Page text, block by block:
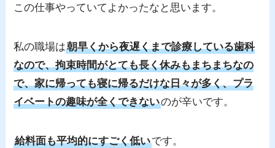
この仕事やっていてよかったなと思います。
私の職場は朝早くから夜遅くまで診療している歯科
なので、拘束時間がとても長く休みもまちまちなの
で、家に帰っても寝に帰るだけな日々が多く、プラ
イベートの趣味が全くできないのが辛いです。
給料面も平均的にすごく低いです。